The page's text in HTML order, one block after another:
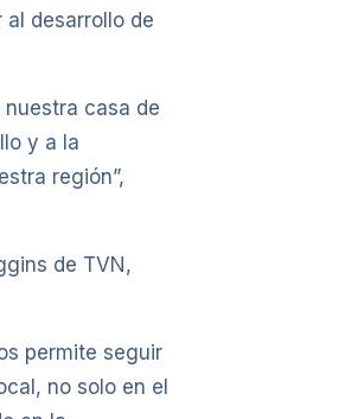
desarrollo de
casa de
y a la
región”,
de TVN,
permite seguir
no solo en el